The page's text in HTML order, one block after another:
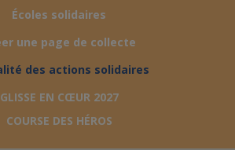
FAIRE UN DON
ESPACE PRESSE
Écoles solidaires
une page de collecte
des actions solidaires
GLISSE EN CŒUR 2027
COURSE DES HÉROS